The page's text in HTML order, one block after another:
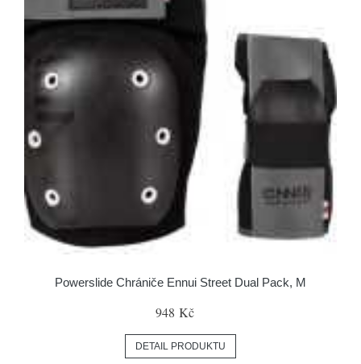
Powerslide Chrániče Ennui Street Dual Pack, M
948 Kč
DETAIL PRODUKTU